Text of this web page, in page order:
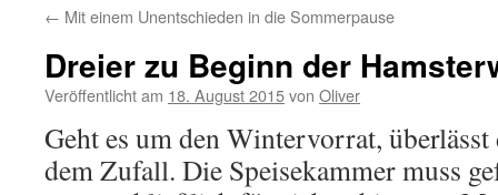
← Mit einem Unentschieden in die Sommerpause
Dreier zu Beginn der
Veröffentlicht am 18. August 2015von Oliver
Geht es um den Wintervorrat,
dem Zufall. Die Speisekammer muss